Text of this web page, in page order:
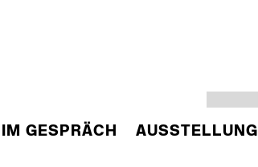
IM GESPRÄCH AUSSTELLUNG